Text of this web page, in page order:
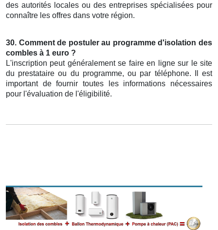
des autorités locales ou des entreprises spécialisées pour
connaître les offres dans votre région.
30. Comment de postuler au programme d'isolation des
combles à 1 euro ?
L'inscription peut généralement se faire en ligne sur le site
du prestataire ou du programme, ou par téléphone. Il est
important de fournir toutes les informations nécessaires
pour l'évaluation de l'éligibilité.